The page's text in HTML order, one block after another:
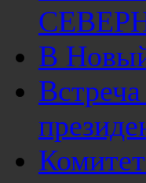
В